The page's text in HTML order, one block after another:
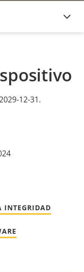
12-31.
INTEGRIDAD